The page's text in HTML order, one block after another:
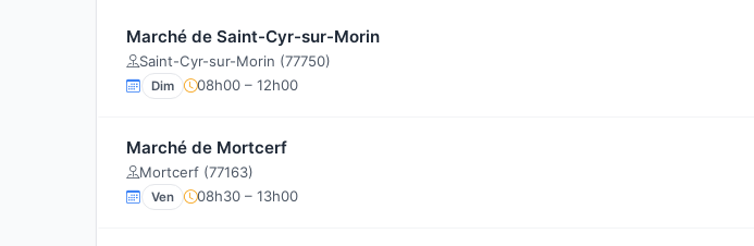
Marché de Saint-Cyr-sur-Morin
Saint-Cyr-sur-Morin (77750)
Dim 08h00 – 12h00
Marché de Mortcerf
Mortcerf (77163)
Ven 08h30 – 13h00